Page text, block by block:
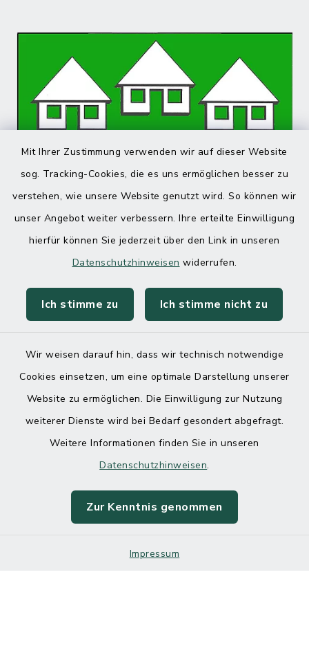
Mit Ihrer Zustimmung verwenden wir auf dieser Website
sog. Tracking-Cookies, die es uns ermöglichen besser zu
verstehen, wie unsere Website genutzt wird. So können wir
unser Angebot weiter verbessern. Ihre erteilte Einwilligung
hierfür können Sie jederzeit über den Link in unseren
Datenschutzhinweisen widerrufen.
Ich stimme zu Ich stimme nicht zu
Wir weisen darauf hin, dass wir technisch notwendige
Cookies einsetzen, um eine optimale Darstellung unserer
Website zu ermöglichen. Die Einwilligung zur Nutzung
weiterer Dienste wird bei Bedarf gesondert abgefragt.
Weitere Informationen finden Sie in unseren
Datenschutzhinweisen.
Zur Kenntnis genommen
Impressum
Barrierefreiheit
Impressum
Sitemap